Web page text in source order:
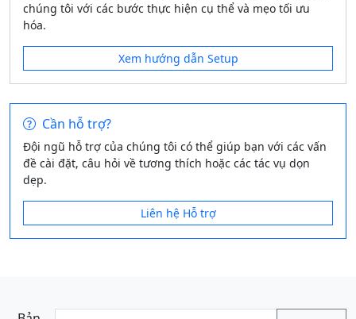
chúng tôi với các bước thực hiện cụ thể và mẹo tối ưu
hóa.
Xem hướng dẫn Setup
Cần hỗ trợ?
Đội ngũ hỗ trợ của chúng tôi có thể giúp bạn với các vấn
đề cài đặt, câu hỏi về tương thích hoặc các tác vụ dọn
dẹp.
Liên hệ Hỗ trợ